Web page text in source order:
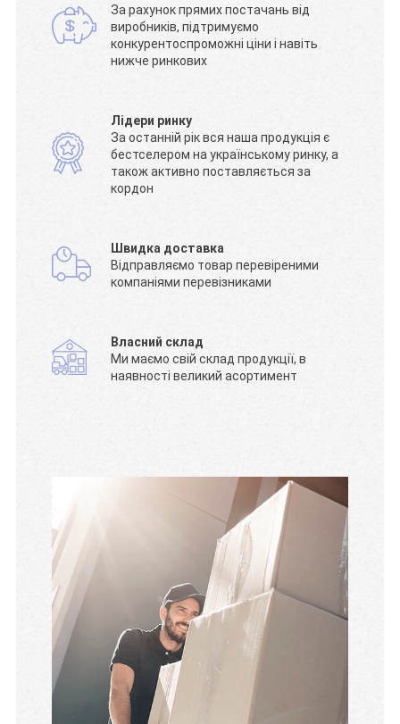
За рахунок прямих постачань від
виробників, підтримуємо
конкурентоспроможні ціни і навіть
нижче ринкових
Лідери ринку
За останній рік вся наша продукція є
бестселером на українському ринку, а
також активно поставляється за
кордон
Швидка доставка
Відправляємо товар перевіреними
компаніями перевізниками
Власний склад
Ми маємо свій склад продукції, в
наявності великий асортимент